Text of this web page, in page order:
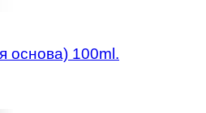
основа) 100ml.